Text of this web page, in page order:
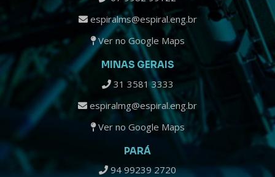
espiralms@espiral.eng.br
Ver no Google Maps
MINAS GERAIS
31 3581 3333
espiralmg@espiral.eng.br
Ver no Google Maps
PARÁ
94 99239 2720